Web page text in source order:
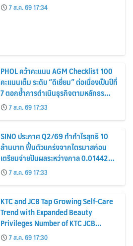
7 ส.ค. 69 17:34
PHOL คว้าคะแนน AGM Checklist 100
คะแนนเต็ม ระดับ “ดีเยี่ยม” ต่อเนื่องเป็นปีที่
7 ตอกย้ำการดำเนินธุรกิจตามหลักธร
รมาภิบาล โปร่งใส สร้างความเชื่อมั่นผู้ถือ
หุ้น
7 ส.ค. 69 17:33
SINO ประกาศ Q2/69 ทำกำไรสุทธิ 10
ล้านบาท ฟื้นตัวแกร่งจากไตรมาสก่อน
เตรียมจ่ายปันผลระหว่างกาล 0.014423
บาทต่อหุ้น ครึ่งปีหลังมุ่งเติบโตต่อเนื่อง
7 ส.ค. 69 17:33
KTC and JCB Tap Growing Self-Care
Trend with Expanded Beauty
Privileges Number of KTC JCB
Cardmembers Spending on
7 ส.ค. 69 17:30